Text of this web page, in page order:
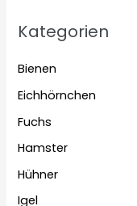
Kategorien
Bienen
Eichhörnchen
Fuchs
Hamster
Hühner
Igel